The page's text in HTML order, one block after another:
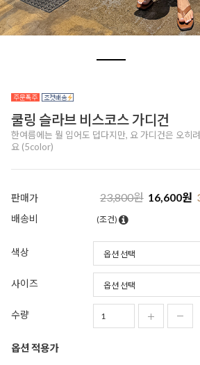
쿨링 슬라브 비스코스 가디건
한여름에는 뭘 입어도 덥다지만, 요 가디건은 오히
요 (5color)
판매가 23,800원 16,600원
배송비 (조건)
색상
사이즈
수량
옵션 적용가